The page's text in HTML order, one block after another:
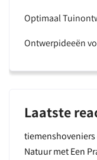
Optimaal
Ontwerpideeën
Laatste
tiemenshoveniers
Natuur met Een